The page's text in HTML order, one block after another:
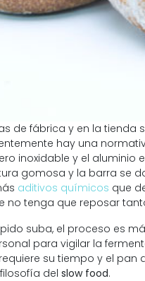
de fábrica y en la tienda
hay una
inoxidable y el aluminio
gomosa y la barra se
aditivos químicos que
no tenga que reposar
suba, el proceso es
para vigilar la
su tiempo y el
del slow food.